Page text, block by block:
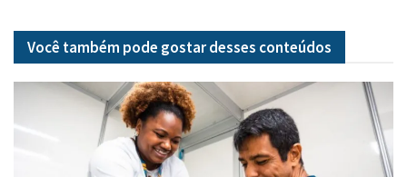
Você também pode gostar desses conteúdos